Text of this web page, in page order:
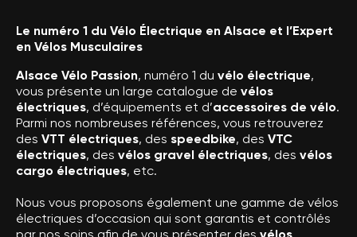
Le numéro 1 du Vélo Électrique en Alsace et l’Expert
en Vélos Musculaires
Alsace Vélo Passion, numéro 1 du vélo électrique,
vous présente un large catalogue de vélos
électriques, d’équipements et d’accessoires de vélo.
Parmi nos nombreuses références, vous retrouverez
des VTT électriques, des speedbike, des VTC
électriques, des vélos gravel électriques, des vélos
cargo électriques, etc.
Nous vous proposons également une gamme de vélos
électriques d’occasion qui sont garantis et contrôlés
par nos soins afin de vous présenter des vélos